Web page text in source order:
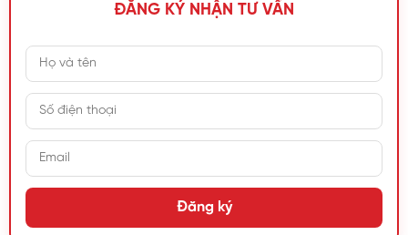
ĐĂNG KÝ NHẬN TƯ VẤN
Đăng ký